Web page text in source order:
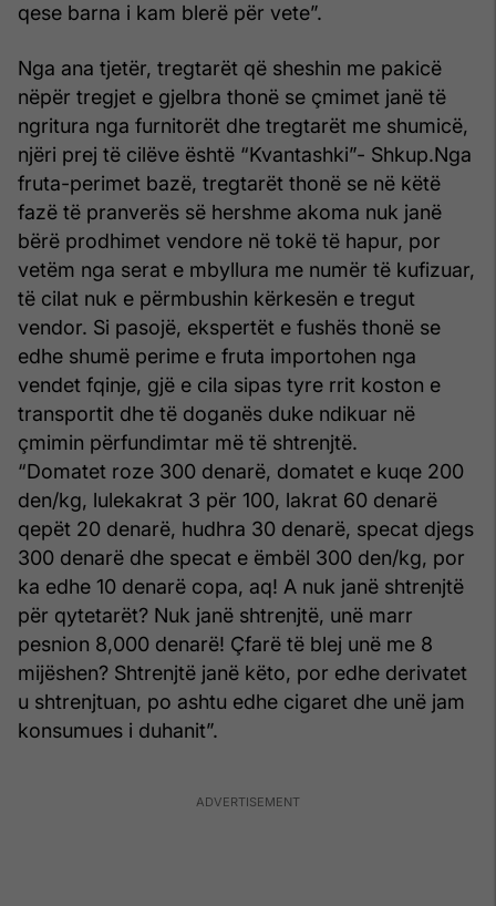
qese barna i kam blerë për vete”.
Nga ana tjetër, tregtarët që sheshin me pakicë
nëpër tregjet e gjelbra thonë se çmimet janë të
ngritura nga furnitorët dhe tregtarët me shumicë,
njëri prej të cilëve është “Kvantashki”- Shkup.Nga
fruta-perimet bazë, tregtarët thonë se në këtë
fazë të pranverës së hershme akoma nuk janë
bërë prodhimet vendore në tokë të hapur, por
vetëm nga serat e mbyllura me numër të kufizuar,
të cilat nuk e përmbushin kërkesën e tregut
vendor. Si pasojë, ekspertët e fushës thonë se
edhe shumë perime e fruta importohen nga
vendet fqinje, gjë e cila sipas tyre rrit koston e
transportit dhe të doganës duke ndikuar në
çmimin përfundimtar më të shtrenjtë.
“Domatet roze 300 denarë, domatet e kuqe 200
den/kg, lulekakrat 3 për 100, lakrat 60 denarë
qepët 20 denarë, hudhra 30 denarë, specat djegs
300 denarë dhe specat e ëmbël 300 den/kg, por
ka edhe 10 denarë copa, aq! A nuk janë shtrenjtë
për qytetarët? Nuk janë shtrenjtë, unë marr
pesnion 8,000 denarë! Çfarë të blej unë me 8
mijëshen? Shtrenjtë janë këto, por edhe derivatet
u shtrenjtuan, po ashtu edhe cigaret dhe unë jam
konsumues i duhanit”.